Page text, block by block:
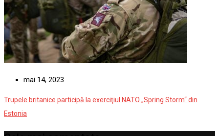
mai 14, 2023
Trupele britanice participă la exerciţiul NATO „Spring Storm“ din
Estonia